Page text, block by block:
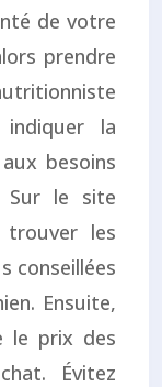
de votre
prendre
la
besoins
Sur le site
trouver les
conseillées
Ensuite,
le prix des
Évitez